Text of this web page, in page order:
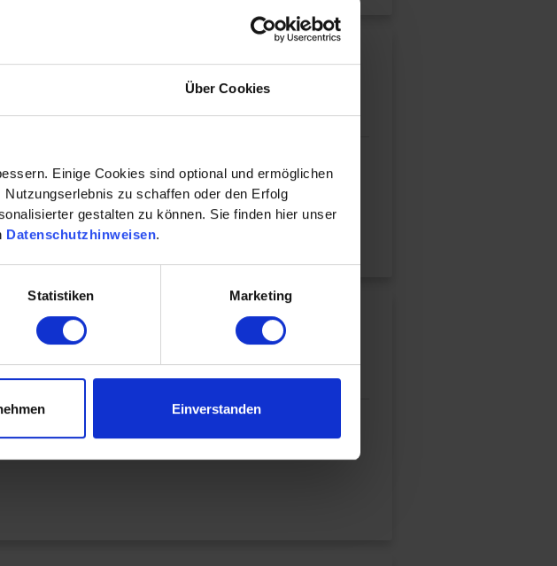
Über Cookies
Einige Cookies sind optional und ermöglichen
zu schaffen oder den Erfolg
gestalten zu können. Sie finden hier unser
Datenschutzhinweisen.
Statistiken Marketing
Einverstanden
des Verbrennungsmotors
- Prof. Dr. Ulrich van Suntum ist bekannt für
Unternehmen im deutschen Mittelstand